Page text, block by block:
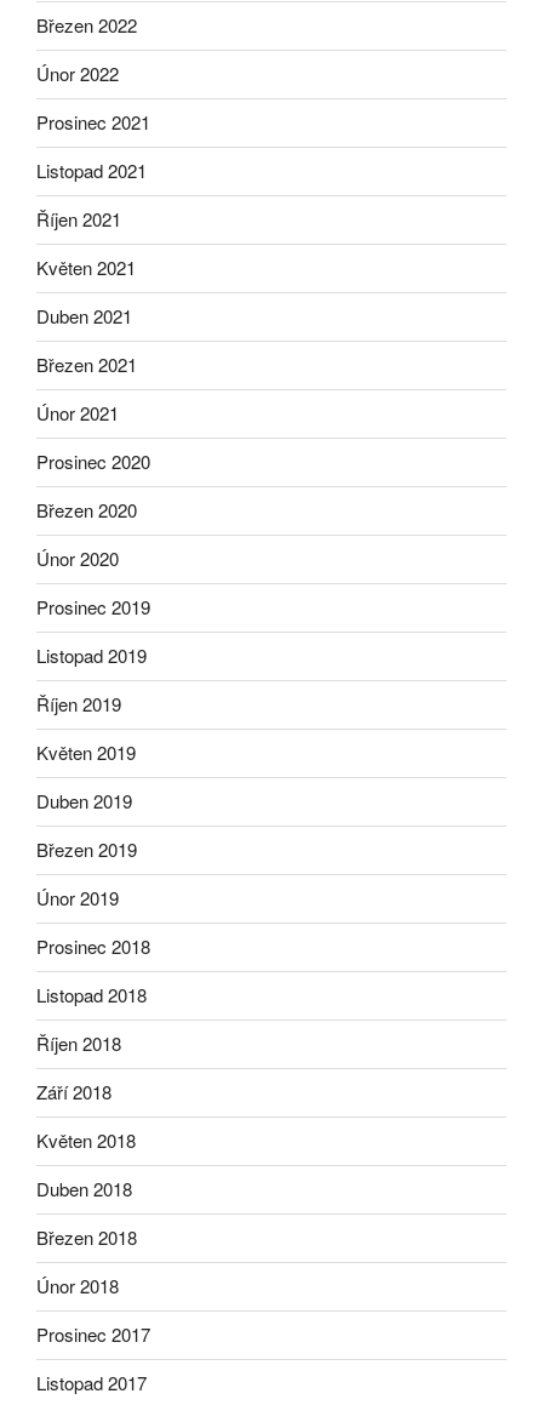
Březen 2022
Únor 2022
Prosinec 2021
Listopad 2021
Říjen 2021
Květen 2021
Duben 2021
Březen 2021
Únor 2021
Prosinec 2020
Březen 2020
Únor 2020
Prosinec 2019
Listopad 2019
Říjen 2019
Květen 2019
Duben 2019
Březen 2019
Únor 2019
Prosinec 2018
Listopad 2018
Říjen 2018
Září 2018
Květen 2018
Duben 2018
Březen 2018
Únor 2018
Prosinec 2017
Listopad 2017